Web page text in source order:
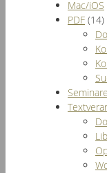
Mac/iOS
PDF (14)
Seminare